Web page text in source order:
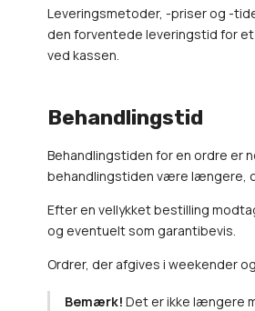
Leveringsmetoder, -priser og -
den forventede leveringstid for
ved kassen.
Behandlingstid
Behandlingstiden for en ordre er
behandlingstiden være længere,
Efter en vellykket bestilling
og eventuelt som garantibevis.
Ordrer, der afgives i weekender
Bemærk! Det er ikke længere